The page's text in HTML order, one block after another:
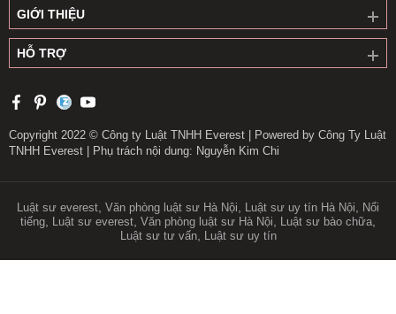
info@everest.org.vn
Văn phòng giao dịch Cầu Giấy
Tầng 14, Tòa nhà Việt Á, Số 9 Duy Tân, phường Cầu
0919 311 196
longnguyen@everest.org.vn
Hà Nội
0913 395 717
longle@everest.org.vn
GIỚI THIỆU
HỖ TRỢ
Copyright 2022 © Công ty Luật TNHH Everest | Powered by Công Ty Luật
TNHH Everest | Phụ trách nội dung: Nguyễn Kim Chi
Luật sư everest, Văn phòng luật sư Hà Nội, Luật sư uy tín Hà Nội, Nổi
tiếng, Luật sư everest, Văn phòng luật sư Hà Nội, Luật sư bào chữa,
Luật sư tư vấn, Luật sư uy tín